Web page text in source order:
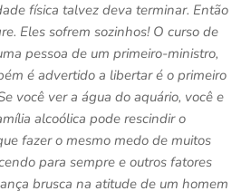
física talvez deva terminar. Então
Eles sofrem sozinhos! O curso de
pessoa de um primeiro-ministro,
é advertido a libertar é o primeiro
você ver a água do aquário, você e
alcoólica pode rescindir o
fazer o mesmo medo de muitos
para sempre e outros fatores
brusca na atitude de um homem